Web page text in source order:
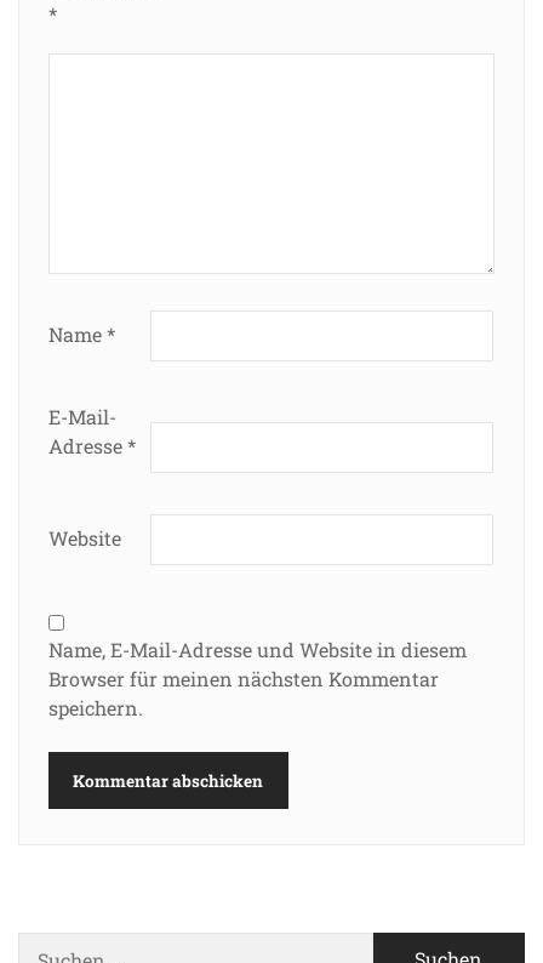
*
Name*
E-Mail-
Adresse*
Website
Name, E-Mail-Adresse und Website in diesem
Browser für meinen nächsten Kommentar
speichern.